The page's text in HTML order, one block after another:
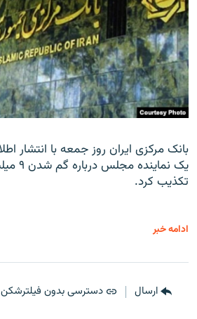
بانک مرکزی ایران روز جمعه با انتشار
یک
تکذیب کرد.
ادامه خبر
ارسال دسترسی بدون فیلترشکن